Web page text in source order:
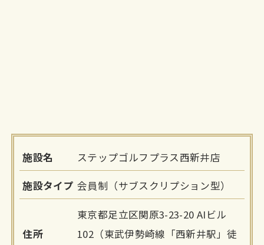
施設名 ステップゴルフプラス西新井店
施設タイプ 会員制（サブスクリプション型）
住所
東京都足立区関原3-23-20 AIビル
102（東武伊勢崎線「西新井駅」徒